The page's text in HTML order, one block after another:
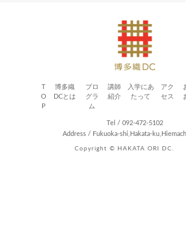
Copyright © HAKATA ORI DC.
T
O
P
博多織
DCとは
プロ
グラ
ム
講師
紹介
入学にあ
たって
アク
セス
Tel / 092-472-5102
Address / Fukuoka-shi,Hakata-